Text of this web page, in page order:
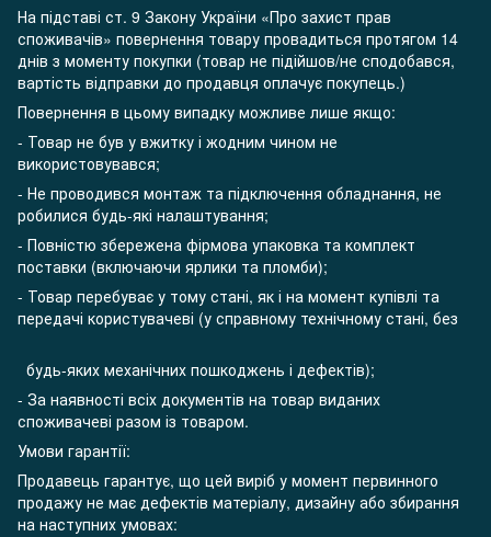
На підставі ст. 9 Закону України «Про захист прав
споживачів» повернення товару провадиться протягом 14
днів з моменту покупки (товар не підійшов/не сподобався,
вартість відправки до продавця оплачує покупець.)
Повернення в цьому випадку можливе лише якщо:
- Товар не був у вжитку і жодним чином не
використовувався;
- Не проводився монтаж та підключення обладнання, не
робилися будь-які налаштування;
- Повністю збережена фірмова упаковка та комплект
поставки (включаючи ярлики та пломби);
- Товар перебуває у тому стані, як і на момент купівлі та
передачі користувачеві (у справному технічному стані, без
будь-яких механічних пошкоджень і дефектів);
- За наявності всіх документів на товар виданих
споживачеві разом із товаром.
Умови гарантії:
Продавець гарантує, що цей виріб у момент первинного
продажу не має дефектів матеріалу, дизайну або збирання
на наступних умовах: